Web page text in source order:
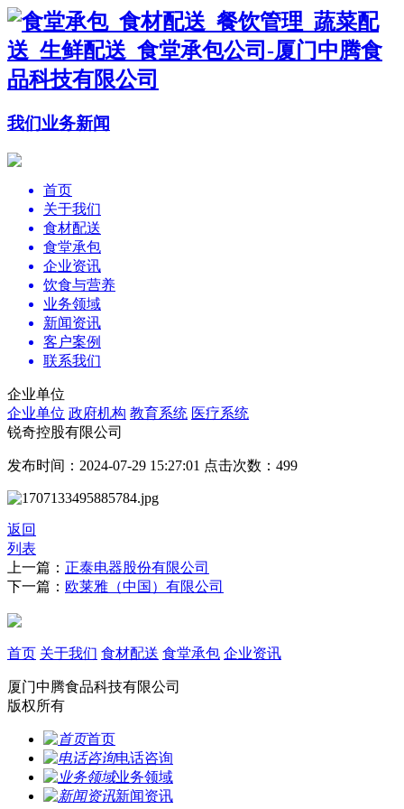
我们业务新闻
首页
关于我们
食材配送
食堂承包
企业资讯
饮食与营养
业务领域
新闻资讯
客户案例
联系我们
企业单位
企业单位 政府机构 教育系统 医疗系统
锐奇控股有限公司
发布时间：2024-07-29 15:27:01 点击次数：499
返回
列表
上一篇： 正泰电器股份有限公司
下一篇： 欧莱雅（中国）有限公司
首页 关于我们 食材配送 食堂承包 企业资讯
厦门中腾食品科技有限公司
版权所有
首页
电话咨询
业务领域
新闻资讯